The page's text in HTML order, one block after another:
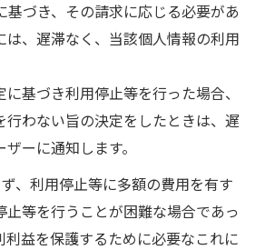
基づき、その請求に応じる必要があ
は、遅滞なく、当該個人情報の利用
基づき利用停止等を行った場合、
行わない旨の決定をしたときは、遅
ーに通知します。
、利用停止等に多額の費用を有す
止等を行うことが困難な場合であっ
利益を保護するために必要なこれに